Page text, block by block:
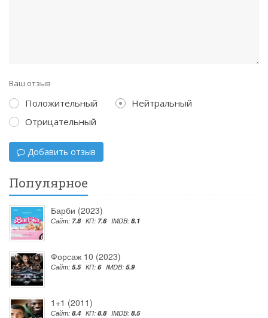
Ваш отзыв
Положительный
Нейтральный
Отрицательный
Добавить отзыв
Популярное
Барби (2023)
Сайт: 7.8 КП: 7.6 IMDB: 8.1
Форсаж 10 (2023)
Сайт: 5.5 КП: 6 IMDB: 5.9
1+1 (2011)
Сайт: 8.4 КП: 8.8 IMDB: 8.5